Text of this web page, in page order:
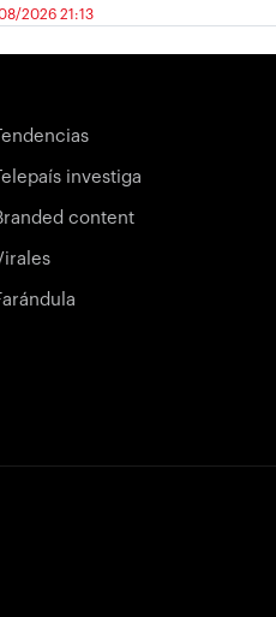
2026 21:13
Tendencias
Telepaís investiga
content